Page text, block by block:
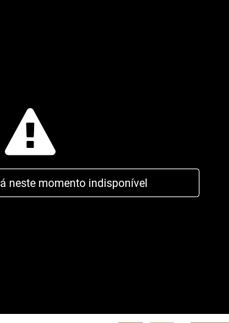
neste momento indisponível